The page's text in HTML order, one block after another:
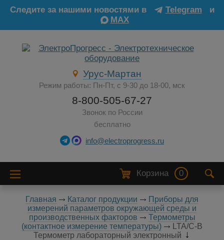
Следите за нашими новостями в Telegram
и
MAX
Урус-Мартан
Режим работы: Пн-Пт, с 9-30 до 18-00, мск
8-800-505-67-27
Звонок по России
бесплатно
info@electroprogress.ru
Корзина 0
Главная Каталог продукции
Приборы для
измерений параметров окружающей среды и
производственных факторов
Термометры
(контактное измерение температуры)
LTA/С-В
Термометр лабораторный электронный